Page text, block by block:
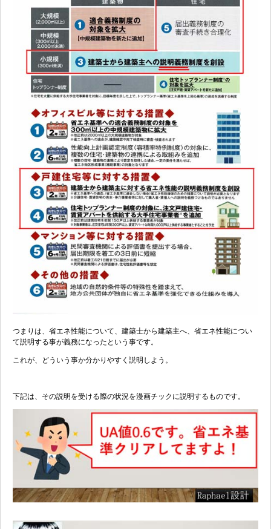
つまりは、省エネ性能について、建築士から建築主へ、省エネ性能につい
て説明する事が義務になったという事です。
これが、どういう事か分かりやすく説明しよう。
下記は、その説明を受ける際の状況を漫画チックに説明するものです。